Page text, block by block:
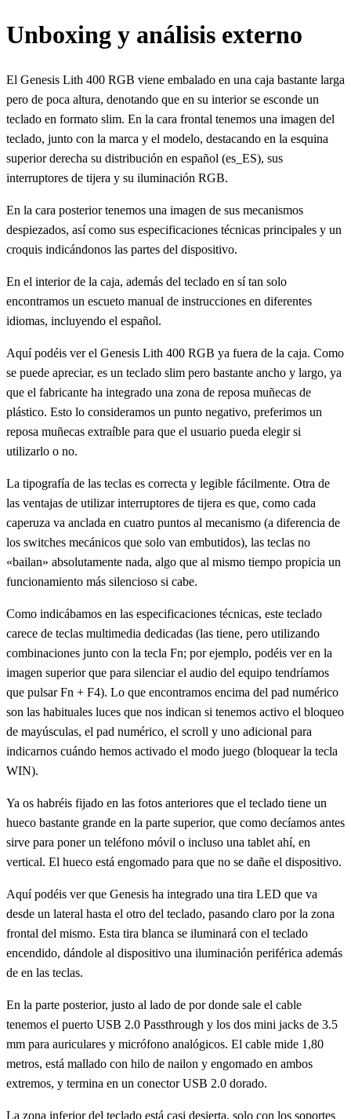
Unboxing y análisis externo
El Genesis Lith 400 RGB viene embalado en una caja bastante larga
pero de poca altura, denotando que en su interior se esconde un
teclado en formato slim. En la cara frontal tenemos una imagen del
teclado, junto con la marca y el modelo, destacando en la esquina
superior derecha su distribución en español (es_ES), sus
interruptores de tijera y su iluminación RGB.
En la cara posterior tenemos una imagen de sus mecanismos
despiezados, así como sus especificaciones técnicas principales y un
croquis indicándonos las partes del dispositivo.
En el interior de la caja, además del teclado en sí tan solo
encontramos un escueto manual de instrucciones en diferentes
idiomas, incluyendo el español.
Aquí podéis ver el Genesis Lith 400 RGB ya fuera de la caja. Como
se puede apreciar, es un teclado slim pero bastante ancho y largo, ya
que el fabricante ha integrado una zona de reposa muñecas de
plástico. Esto lo consideramos un punto negativo, preferimos un
reposa muñecas extraíble para que el usuario pueda elegir si
utilizarlo o no.
La tipografía de las teclas es correcta y legible fácilmente. Otra de
las ventajas de utilizar interruptores de tijera es que, como cada
caperuza va anclada en cuatro puntos al mecanismo (a diferencia de
los switches mecánicos que solo van embutidos), las teclas no
«bailan» absolutamente nada, algo que al mismo tiempo propicia un
funcionamiento más silencioso si cabe.
Como indicábamos en las especificaciones técnicas, este teclado
carece de teclas multimedia dedicadas (las tiene, pero utilizando
combinaciones junto con la tecla Fn; por ejemplo, podéis ver en la
imagen superior que para silenciar el audio del equipo tendríamos
que pulsar Fn + F4). Lo que encontramos encima del pad numérico
son las habituales luces que nos indican si tenemos activo el bloqueo
de mayúsculas, el pad numérico, el scroll y uno adicional para
indicarnos cuándo hemos activado el modo juego (bloquear la tecla
WIN).
Ya os habréis fijado en las fotos anteriores que el teclado tiene un
hueco bastante grande en la parte superior, que como decíamos antes
sirve para poner un teléfono móvil o incluso una tablet ahí, en
vertical. El hueco está engomado para que no se dañe el dispositivo.
Aquí podéis ver que Genesis ha integrado una tira LED que va
desde un lateral hasta el otro del teclado, pasando claro por la zona
frontal del mismo. Esta tira blanca se iluminará con el teclado
encendido, dándole al dispositivo una iluminación periférica además
de en las teclas.
En la parte posterior, justo al lado de por donde sale el cable
tenemos el puerto USB 2.0 Passthrough y los dos mini jacks de 3.5
mm para auriculares y micrófono analógicos. El cable mide 1,80
metros, está mallado con hilo de nailon y engomado en ambos
extremos, y termina en un conector USB 2.0 dorado.
La zona inferior del teclado está casi desierta, solo con los soportes